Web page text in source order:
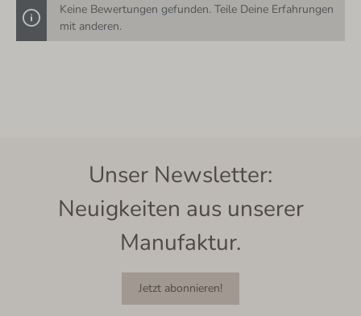
Keine Bewertungen gefunden. Teile Deine Erfahrungen
mit anderen.
Unser Newsletter:
Neuigkeiten aus unserer
Manufaktur.
Jetzt abonnieren!